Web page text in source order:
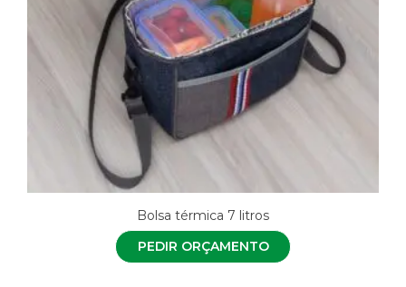
Bolsa térmica 7 litros
PEDIR ORÇAMENTO